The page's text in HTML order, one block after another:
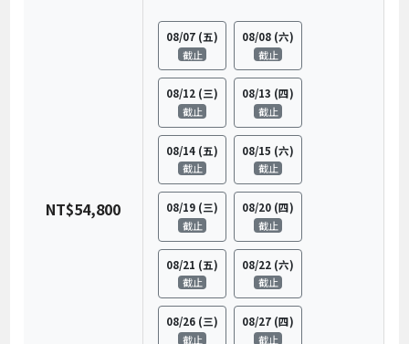
NT$54,800
08/07 (五)
截止
08/08 (六)
截止
08/12 (三)
截止
08/13 (四)
截止
08/14 (五)
截止
08/15 (六)
截止
08/19 (三)
截止
08/20 (四)
截止
08/21 (五)
截止
08/22 (六)
截止
08/26 (三)
截止
08/27 (四)
截止